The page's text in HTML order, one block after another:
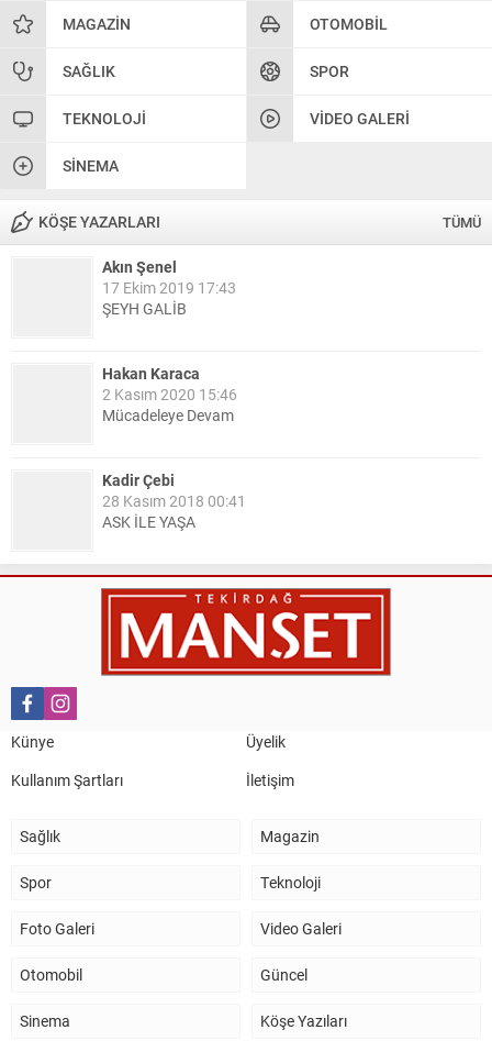
MAGAZIN OTOMOBIL
SAĞLIK SPOR
TEKNOLOJI VIDEO GALERI
SINEMA
KÖŞE YAZARLARI TÜMÜ
Akın Şenel
17 Ekim 2019 17:43
ŞEYH GALİB
Hakan Karaca
2 Kasım 2020 15:46
Mücadeleye Devam
Kadir Çebi
28 Kasım 2018 00:41
ASK İLE YAŞA
Nail Kazanç
10 Mart 2023 21:36
HAYDİ TEKİRDAĞ MAÇA !!!!
TEKİRDAĞ İL EMNİYET MÜDÜRÜMÜZE HAYIRLI OLSUN
Künye
Üyelik
Kullanım Şartları
İletişim
Sağlık Magazin
Spor Teknoloji
Foto Galeri Video Galeri
Otomobil Güncel
Sinema Köşe Yazıları